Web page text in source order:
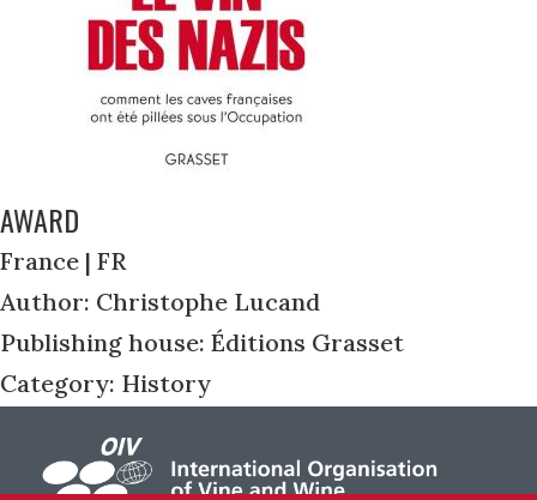
AWARD
France | FR
Author: Christophe Lucand
Publishing house: Éditions Grasset
Category: History